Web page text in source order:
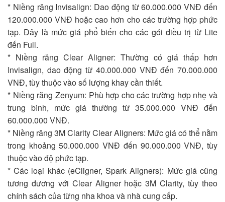
* Niềng răng Invisalign: Dao động từ 60.000.000 VNĐ đến
120.000.000 VNĐ hoặc cao hơn cho các trường hợp phức
tạp. Đây là mức giá phổ biến cho các gói điều trị từ Lite
đến Full.
* Niềng răng Clear Aligner: Thường có giá thấp hơn
Invisalign, dao động từ 40.000.000 VNĐ đến 70.000.000
VNĐ, tùy thuộc vào số lượng khay cần thiết.
* Niềng răng Zenyum: Phù hợp cho các trường hợp nhẹ và
trung bình, mức giá thường từ 35.000.000 VNĐ đến
60.000.000 VNĐ.
* Niềng răng 3M Clarity Clear Aligners: Mức giá có thể nằm
trong khoảng 50.000.000 VNĐ đến 90.000.000 VNĐ, tùy
thuộc vào độ phức tạp.
* Các loại khác (eCligner, Spark Aligners): Mức giá cũng
tương đương với Clear Aligner hoặc 3M Clarity, tùy theo
chính sách của từng nha khoa và nhà cung cấp.